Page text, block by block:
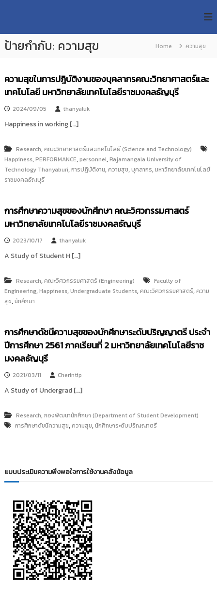
p
U
T
R
e
s
e
a
r
c
h
R
e
s
i
t
r
:
ค
ลั
ข้
อ
มู
ล
ง
า
วิ
จั
วิ
ท
ลั
ย
เ
ค
น
ล
ยี
ร
า
ช
ค
ล
ธั
บุ
ป้ายกำกับ: ความสุข Home ความสุข
ความสุขในการปฎิบัติงานของบุคลากรคณะวิทยาศาสตร์และ
เทคโนโลยี มหาวิทยาลัยเทคโนโลยีราชมงคลธัญบุรี
2024/09/05 thanyaluk
Happiness in working […]
Research,คณะวิทยาศาสตร์และเทคโนโลยี (Science and Technology)
Happiness,PERFORMANCE,personnel,Rajamangala University of
Technology Thanyaburi,การปฎิบัติงาน,ความสุข,บุคลากร,มหาวิทยาลัยเทคโนโลยี
ราชมงคลธัญบุรี
การศึกษาความสุขของนักศึกษา คณะวิศวกรรมศาสตร์
มหาวิทยาลัยเทคโนโลยีราชมงคลธัญบุรี
2023/10/17 thanyaluk
A Study of Student H […]
Research,คณะวิศวกรรมศาสตร์ (Engineering)
Faculty of
Engineering,Happiness,Undergraduate Students,คณะวิศวกรรมศาสตร์,ความ
สุข,นักศึกษา
การศึกษาดัชนีความสุขของนักศึกษาระดับปริญญาตรี ประจำ
ปีการศึกษา 2561 ภาคเรียนที่ 2 มหาวิทยาลัยเทคโนโลยีราช
มงคลธัญบุรี
2021/03/11 Cherintip
A Study of Undergrad […]
Research,กองพัฒนานักศึกษา (Department of Student Development)
การศึกษาดัชนีความสุข,ความสุข,นักศึกษาระดับปริญญาตรี
แบบประเมินความพึงพอใจการใช้งานคลังข้อมูล